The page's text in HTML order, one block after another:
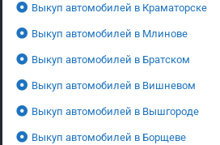
Выкуп автомобилей в Краматорске
Выкуп автомобилей в Млинове
Выкуп автомобилей в Братском
Выкуп автомобилей в Вишневом
Выкуп автомобилей в Вышгороде
Выкуп автомобилей в Борщеве